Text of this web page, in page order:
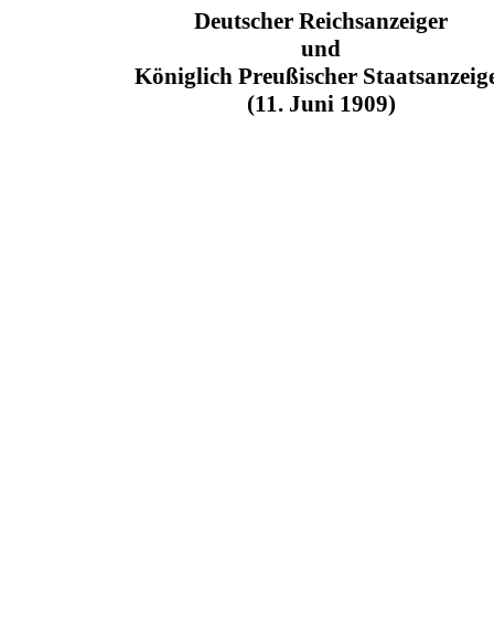
Deutscher Reichsanzeiger
und
Königlich Preußischer
(11. Juni 1909)